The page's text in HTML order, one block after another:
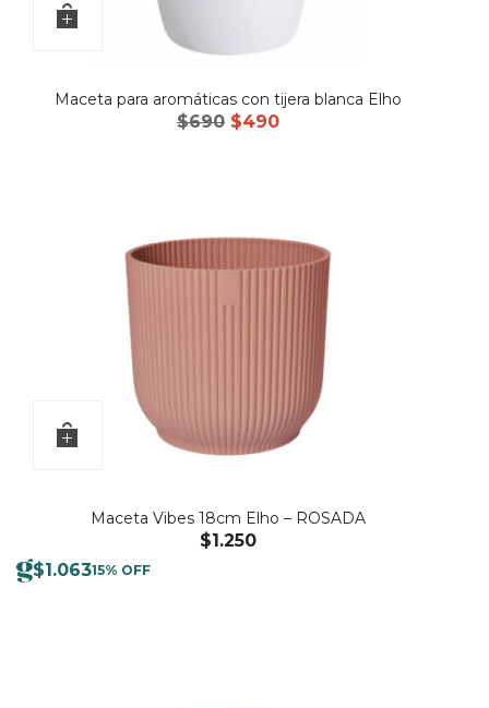
Maceta para aromáticas con tijera blanca Elho
$690 El
$490El
Maceta Vibes 18cm Elho – ROSADA
$1.250
$1.06315% OFF